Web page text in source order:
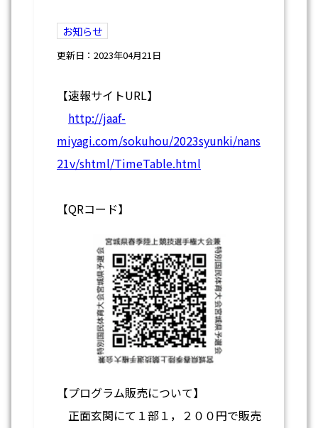
お知らせ
更新日：2023年04月21日
【速報サイトURL】
http://jaaf-
miyagi.com/sokuhou/2023syunki/nans
21v/shtml/TimeTable.html
【QRコード】
【プログラム販売について】
正面玄関にて１部１，２００円で販売